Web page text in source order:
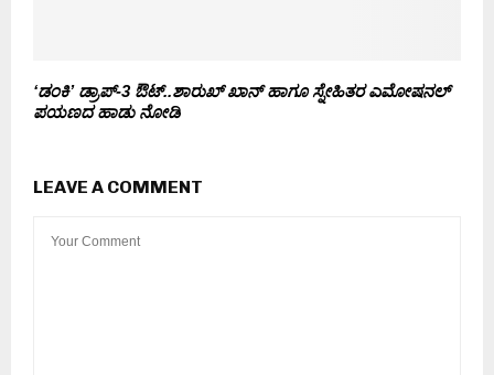
‘ಡಂಕಿ’ ಡ್ರಾಪ್-3 ಔಟ್..ಶಾರುಖ್ ಖಾನ್ ಹಾಗೂ ಸ್ನೇಹಿತರ ಎಮೋಷನಲ್
ಪಯಣದ ಹಾಡು ನೋಡಿ
LEAVE A COMMENT